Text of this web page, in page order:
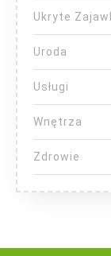
Ukryte
Uroda
Usługi
Wnętrza
Zdrowie